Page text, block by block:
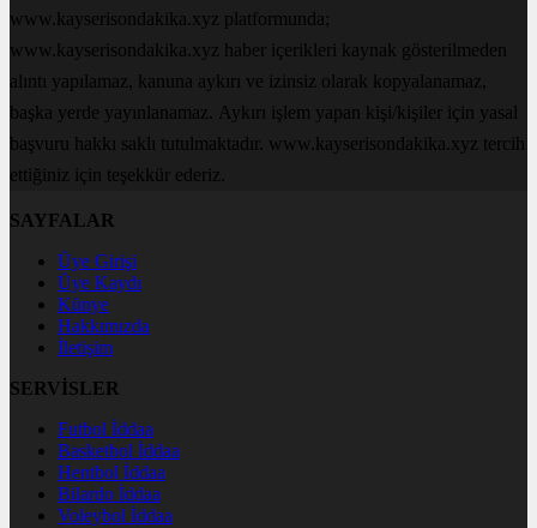
www.kayserisondakika.xyz platformunda;
www.kayserisondakika.xyz haber içerikleri kaynak gösterilmeden
alıntı yapılamaz, kanuna aykırı ve izinsiz olarak kopyalanamaz,
başka yerde yayınlanamaz. Aykırı işlem yapan kişi/kişiler için yasal
başvuru hakkı saklı tutulmaktadır. www.kayserisondakika.xyz tercih
ettiğiniz için teşekkür ederiz.
SAYFALAR
Üye Girişi
Üye Kaydı
Künye
Hakkımızda
İletişim
SERVİSLER
Futbol İddaa
Basketbol İddaa
Hentbol İddaa
Bilardo İddaa
Voleybol İddaa